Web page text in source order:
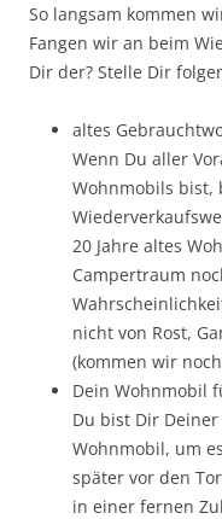
So langsam kommen
Fangen wir an beim
Dir der? Stelle Dir
altes
Wenn Du aller
Wohnmobils bist,
20 Jahre altes
Campertraum
nicht von Rost,
(kommen wir
Dein Wohnmobil
Du bist Dir
Wohnmobil, um
später vor den
in einer fernen